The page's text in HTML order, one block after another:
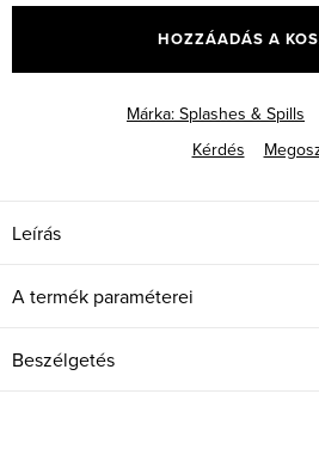
HOZZÁADÁS A
Márka: Splashes & Spills
Kérdés
Leírás
A termék paraméterei
Beszélgetés